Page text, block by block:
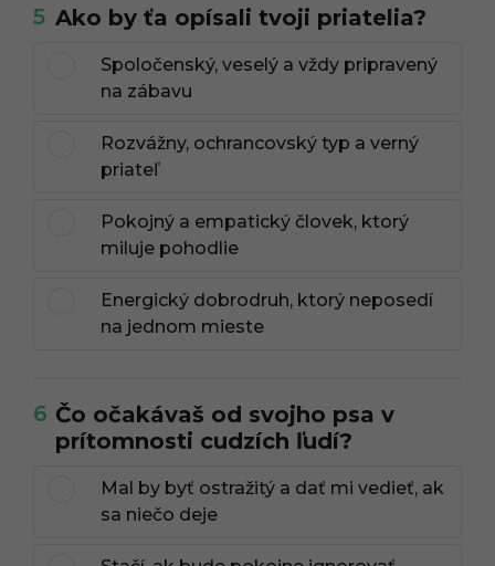
5 Ako by ťa opísali tvoji priatelia?
Spoločenský, veselý a vždy pripravený
na zábavu
Rozvážny, ochrancovský typ a verný
priateľ
Pokojný a empatický človek, ktorý
miluje pohodlie
Energický dobrodruh, ktorý neposedí
na jednom mieste
6 Čo očakávaš od svojho psa v
prítomnosti cudzích ľudí?
Mal by byť ostražitý a dať mi vedieť, ak
sa niečo deje